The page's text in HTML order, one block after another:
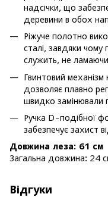
надсічки, що
деревини в обох
Ріжуче полотно
сталі, завдяки чому
служить, не
Гвинтовий механізм
дозволяє плавно
швидко замінювали
Ручка D-подібної
забезпечує захист
Довжина леза: 61 см
Загальна довжина: 24
Відгуки